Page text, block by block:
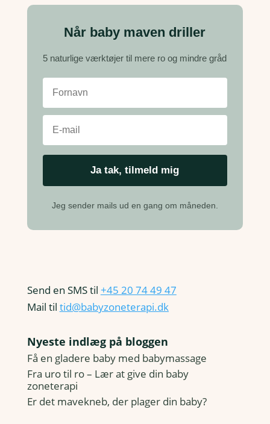
Når baby maven driller
5 naturlige værktøjer til mere ro og mindre gråd
Jeg sender mails ud en gang om måneden.
Send en SMS til +45 20 74 49 47
Mail til tid@babyzoneterapi.dk
Nyeste indlæg på bloggen
Få en gladere baby med babymassage
Fra uro til ro – Lær at give din baby
zoneterapi
Er det mavekneb, der plager din baby?